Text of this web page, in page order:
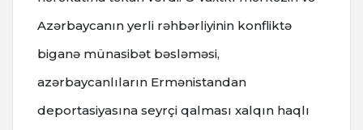
Azərbaycanın yerli rəhbərliyinin konfliktə
biganə münasibət bəsləməsi,
azərbaycanlıların Ermənistandan
deportasiyasına seyrçi qalması xalqın haqlı